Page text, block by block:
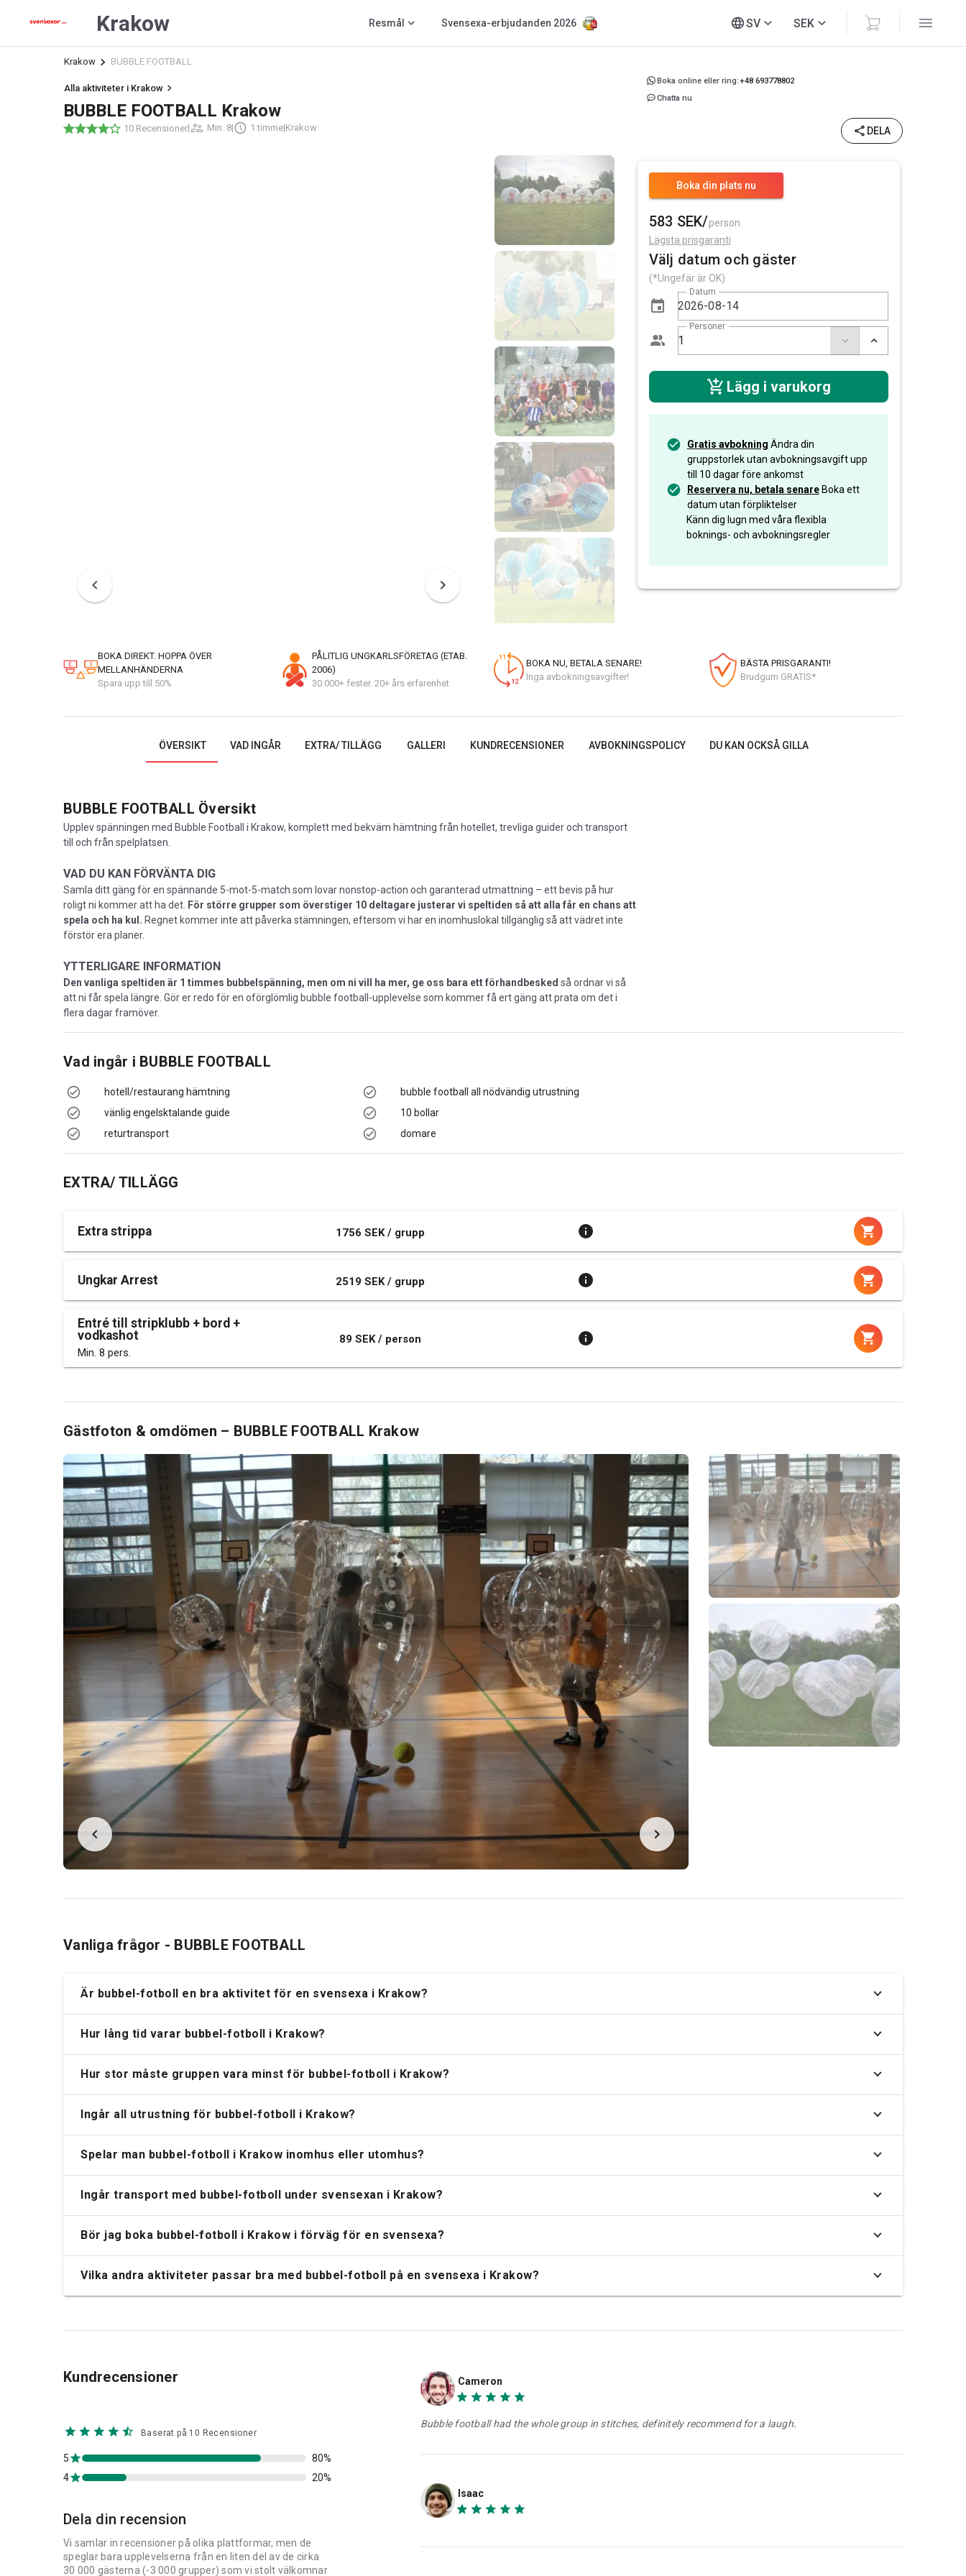
Krakow Resmål Svensexa-erbjudanden 2026 SV SEK
Krakow BUBBLE FOOTBALL
Alla aktiviteter i Krakow
BUBBLE FOOTBALL Krakow
10 Recensioner| Min. 8| 1 timme|Krakow
Boka online eller ring:+48 693778802
Chatta nu
DELA
Boka din plats nu
583 SEK/person
Lägsta prisgaranti
Välj datum och gäster
(*Ungefär är OK)
Datum
Personer
Lägg i varukorg
Gratis avbokning Ändra din
gruppstorlek utan avbokningsavgift upp
till 10 dagar före ankomst
Reservera nu, betala senareBoka ett
datum utan förpliktelser
Känn dig lugn med våra flexibla
boknings- och avbokningsregler
BOKA DIREKT. HOPPA ÖVER
MELLANHÄNDERNA
Spara upp till 50%
PÅLITLIG UNGKARLSFÖRETAG (ETAB.
2006)
30 000+ fester. 20+ års erfarenhet
BOKA NU, BETALA SENARE!
Inga avbokningsavgifter!
BÄSTA PRISGARANTI!
Brudgum GRATIS*
ÖVERSIKT VAD INGÅR EXTRA/ TILLÄGG GALLERI KUNDRECENSIONER AVBOKNINGSPOLICY DU KAN OCKSÅ GILLA
BUBBLE FOOTBALL Översikt
Upplev spänningen med Bubble Football i Krakow, komplett med bekväm hämtning från hotellet, trevliga guider och transport
till och från spelplatsen.
VAD DU KAN FÖRVÄNTA DIG
Samla ditt gäng för en spännande 5-mot-5-match som lovar nonstop-action och garanterad utmattning – ett bevis på hur
roligt ni kommer att ha det. För större grupper som överstiger 10 deltagare justerar vi speltiden så att alla får en chans att
spela och ha kul. Regnet kommer inte att påverka stämningen, eftersom vi har en inomhuslokal tillgänglig så att vädret inte
förstör era planer.
YTTERLIGARE INFORMATION
Den vanliga speltiden är 1 timmes bubbelspänning, men om ni vill ha mer, ge oss bara ett förhandbesked så ordnar vi så
att ni får spela längre. Gör er redo för en oförglömlig bubble football-upplevelse som kommer få ert gäng att prata om det i
flera dagar framöver.
Vad ingår i BUBBLE FOOTBALL
hotell/restaurang hämtning
vänlig engelsktalande guide
returtransport
bubble football all nödvändig utrustning
10 bollar
domare
EXTRA/ TILLÄGG
Extra strippa 1756 SEK / grupp
Ungkar Arrest 2519 SEK / grupp
Entré till stripklubb + bord +
vodkashot
Min. 8 pers.
89 SEK / person
Gästfoton & omdömen – BUBBLE FOOTBALL Krakow
Vanliga frågor - BUBBLE FOOTBALL
Är bubbel-fotboll en bra aktivitet för en svensexa i Krakow?
Hur lång tid varar bubbel-fotboll i Krakow?
Hur stor måste gruppen vara minst för bubbel-fotboll i Krakow?
Ingår all utrustning för bubbel-fotboll i Krakow?
Spelar man bubbel-fotboll i Krakow inomhus eller utomhus?
Ingår transport med bubbel-fotboll under svensexan i Krakow?
Bör jag boka bubbel-fotboll i Krakow i förväg för en svensexa?
Vilka andra aktiviteter passar bra med bubbel-fotboll på en svensexa i Krakow?
Kundrecensioner
Baserat på 10 Recensioner
4 20%
5 80%
Dela din recension
Vi samlar in recensioner på olika plattformar, men de
speglar bara upplevelserna från en liten del av de cirka
30 000 gästerna (-3 000 grupper) som vi stolt välkomnar
Cameron
Bubble football had the whole group in stitches, definitely recommend for a laugh.
Isaac